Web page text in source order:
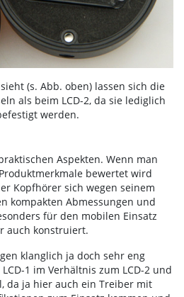
(s. Abb. oben) lassen sich die
als beim LCD-2, da sie lediglich
werden.
Aspekten. Wenn man
bewertet wird
Kopfhörer sich wegen seinem
kompakten Abmessungen und
für den mobilen Einsatz
auch konstruiert.
klanglich ja doch sehr eng
1 im Verhältnis zum LCD-2 und
da ja hier auch ein Treiber mit